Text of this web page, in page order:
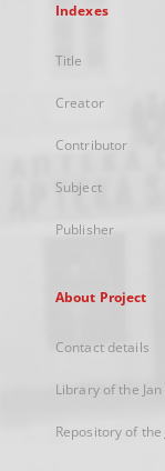
Indexes
Title
Creator
Contributor
Subject
Publisher
About Project
Contact details
Library of the
Repository of